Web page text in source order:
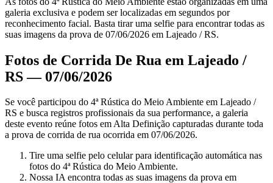
galeria exclusiva e podem ser localizadas em segundos por
reconhecimento facial. Basta tirar uma selfie para encontrar todas as
suas imagens da prova de 07/06/2026 em Lajeado / RS.
Fotos de Corrida De Rua em Lajeado /
RS — 07/06/2026
Se você participou do 4ª Rústica do Meio Ambiente em Lajeado /
RS e busca registros profissionais da sua performance, a galeria
deste evento reúne fotos em Alta Definição capturadas durante toda
a prova de corrida de rua ocorrida em 07/06/2026.
Tire uma selfie pelo celular para identificação automática nas
fotos do 4ª Rústica do Meio Ambiente.
Nossa IA encontra todas as suas imagens da prova em